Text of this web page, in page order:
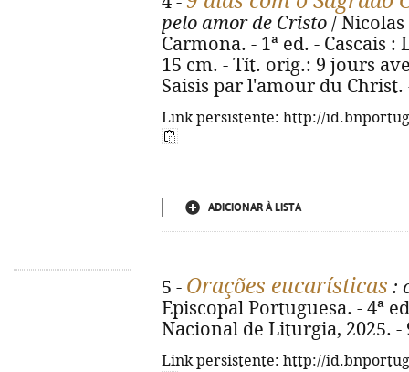
pelo amor de Cristo / Nicolas
Carmona. - 1ª ed. - Cascais
15 cm. - Tít. orig.: 9 jours
Saisis par l'amour du Christ.
Link persistente: http://
ADICIONAR À LISTA
5 - Orações eucarísticas :
Episcopal Portuguesa. - 4ª
Nacional de Liturgia, 2025. -
Link persistente: http://